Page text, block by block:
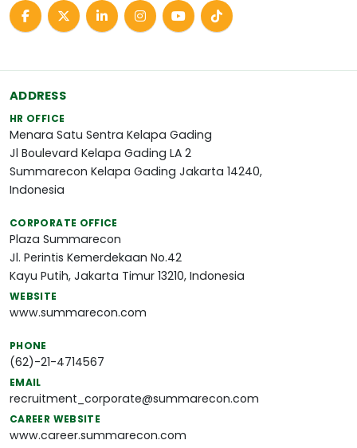
ADDRESS
HR OFFICE
Menara Satu Sentra Kelapa Gading
Jl Boulevard Kelapa Gading LA 2
Summarecon Kelapa Gading Jakarta 14240,
Indonesia
CORPORATE OFFICE
Plaza Summarecon
Jl. Perintis Kemerdekaan No.42
Kayu Putih, Jakarta Timur 13210, Indonesia
WEBSITE
www.summarecon.com
PHONE
(62)-21-4714567
EMAIL
recruitment_corporate@summarecon.com
CAREER WEBSITE
www.career.summarecon.com